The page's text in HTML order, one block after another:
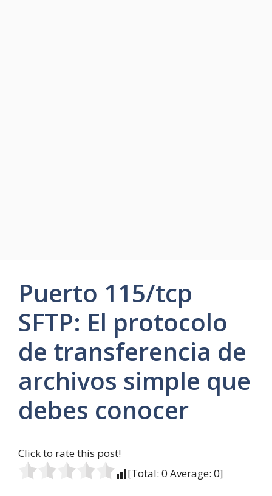
Puerto 115/tcp
SFTP: El protocolo
de transferencia de
archivos simple que
debes conocer
Click to rate this post!
[Total: 0 Average: 0]